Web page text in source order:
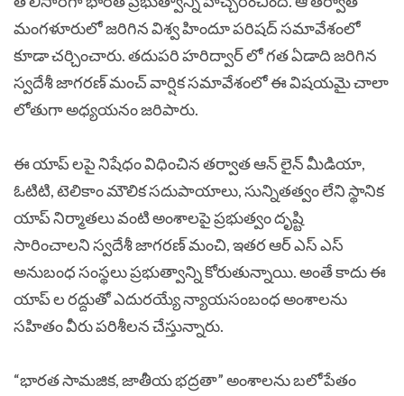
మంగళూరులో జరిగిన విశ్వ హిందూ పరిషద్ సమావేశంలో
కూడా చర్చించారు. తదుపరి హరిద్వార్ లో గత ఏడాది జరిగిన
స్వదేశీ జాగరణ్ మంచ్ వార్షిక సమావేశంలో ఈ విషయమై చాలా
లోతుగా అధ్యయనం జరిపారు.
ఈ యాప్ లపై నిషేధం విధించిన తర్వాత ఆన్ లైన్ మీడియా,
ఓటిటి, టెలికాం మౌలిక సదుపాయాలు, సున్నితత్వం లేని స్థానిక
యాప్ నిర్మాతలు వంటి అంశాలపై ప్రభుత్వం దృష్టి
సారించాలని స్వదేశీ జాగరణ్ మంచి, ఇతర ఆర్ ఎస్ ఎస్
అనుబంధ సంస్థలు ప్రభుత్వాన్ని కోరుతున్నాయి. అంతే కాదు ఈ
యాప్ ల రద్దుతో ఎదురయ్యే న్యాయసంబంధ అంశాలను
సహితం వీరు పరిశీలన చేస్తున్నారు.
“భారత సామజిక, జాతీయ భద్రతా” అంశాలను బలోపేతం